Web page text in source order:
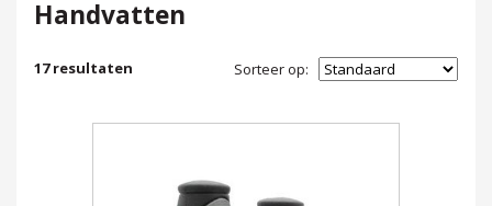
Handvatten
17resultaten Sorteer op: